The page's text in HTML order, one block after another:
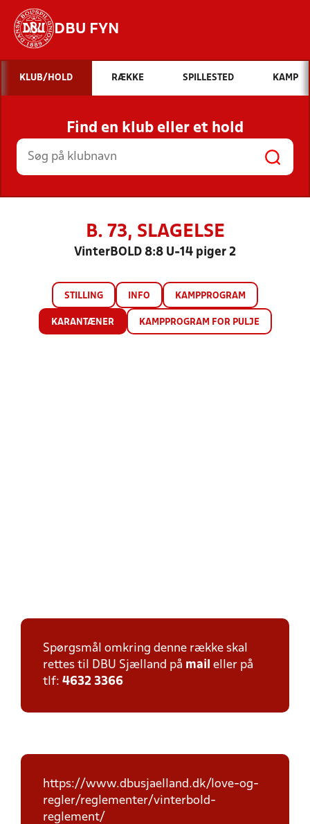
DBU FYN
Hvad vil du søge efter?
INDHOLD OG NYHEDER
STILLINGER, RESULTATER, KLUBBER OG
HOLD
KLUB/HOLD RÆKKE SPILLESTED KAMP
Find en klub eller et hold
B. 73, SLAGELSE
VinterBOLD 8:8 U-14 piger 2
STILLING INFO KAMPPROGRAM
KARANTÆNER KAMPPROGRAM FOR PULJE
Spørgsmål omkring denne række skal
rettes til DBU Sjælland på mail eller på
tlf: 4632 3366
https://www.dbusjaelland.dk/love-og-
regler/reglementer/vinterbold-
reglement/